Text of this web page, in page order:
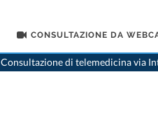
CONSULTAZIONE DA
Consultazione di telemedicina via